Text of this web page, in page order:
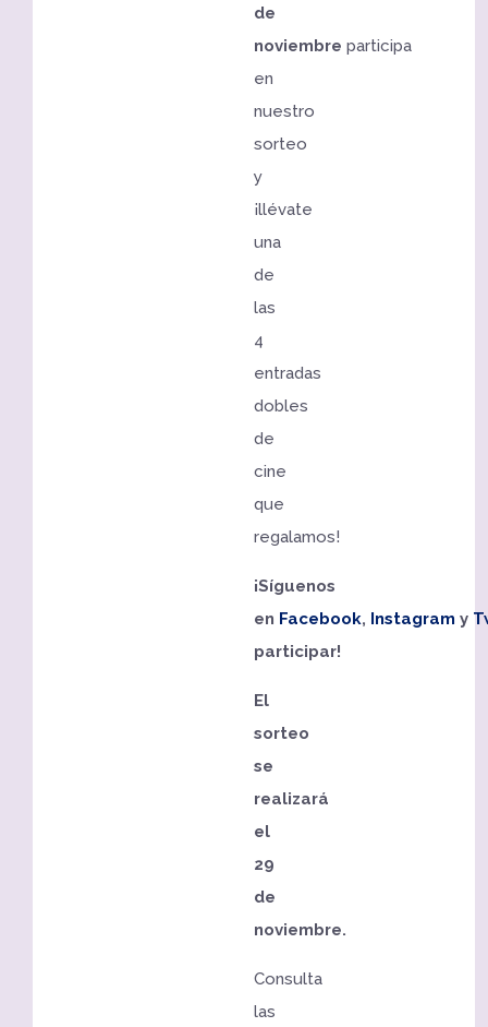
de
noviembre participa
en
nuestro
sorteo
y
¡llévate
una
de
las
4
entradas
dobles
de
cine
que
regalamos!
¡Síguenos
en Facebook, Instagram y
participar!
El
sorteo
se
realizará
el
29
de
noviembre.
Consulta
las